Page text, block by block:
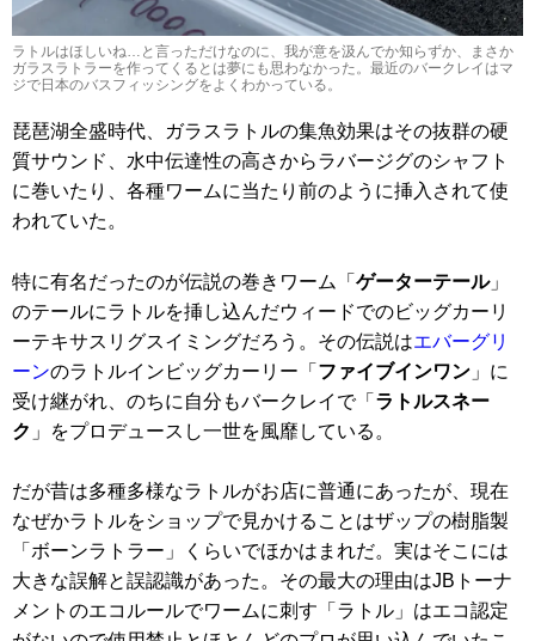
ラトルはほしいね…と言っただけなのに、我が意を汲んでか知らずか、まさか
ガラスラトラーを作ってくるとは夢にも思わなかった。最近のバークレイはマ
ジで日本のバスフィッシングをよくわかっている。
琵琶湖全盛時代、ガラスラトルの集魚効果はその抜群の硬
質サウンド、水中伝達性の高さからラバージグのシャフト
に巻いたり、各種ワームに当たり前のように挿入されて使
われていた。
特に有名だったのが伝説の巻きワーム「 ゲーターテール」
のテールにラトルを挿し込んだウィードでのビッグカーリ
ーテキサスリグスイミングだろう。その伝説はエバーグリ
ーンのラトルインビッグカーリー「 ファイブインワン 」に
受け継がれ、のちに自分もバークレイで「 ラトルスネー
ク 」をプロデュースし一世を風靡している。
だが昔は多種多様なラトルがお店に普通にあったが、現在
なぜかラトルをショップで見かけることはザップの樹脂製
「ボーンラトラー」くらいでほかはまれだ。実はそこには
大きな誤解と誤認識があった。その最大の理由はJBトーナ
メントのエコルールでワームに刺す「ラトル」はエコ認定